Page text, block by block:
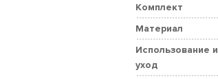
Комплект
Материал
Использование и
уход